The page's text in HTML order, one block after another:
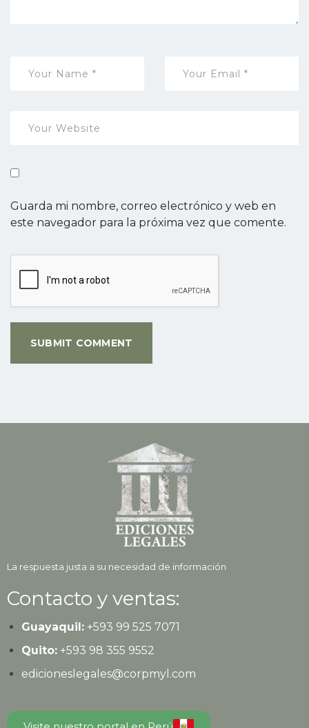
Guarda mi nombre, correo electrónico y web en
este navegador para la próxima vez que comente.
La respuesta justa a su necesidad de información
Contacto y ventas:
Guayaquil:+593 99 525 7071
Quito:+593 98 355 9552
edicioneslegales@corpmyl.com